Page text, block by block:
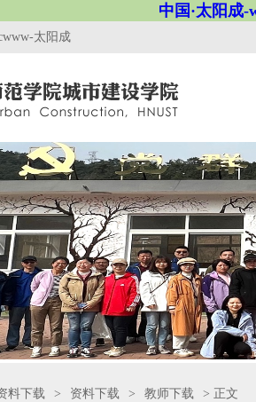
中国·太阳成-
太阳成
料下载 > 资料下载 > 教师下载 > 正文